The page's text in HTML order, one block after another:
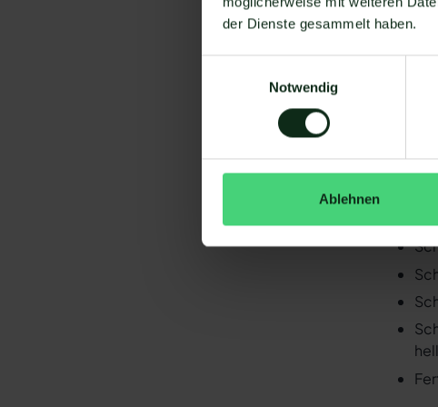
der Dienste gesammelt haben.
Notwendig
Ablehnen
Da
gibt
So